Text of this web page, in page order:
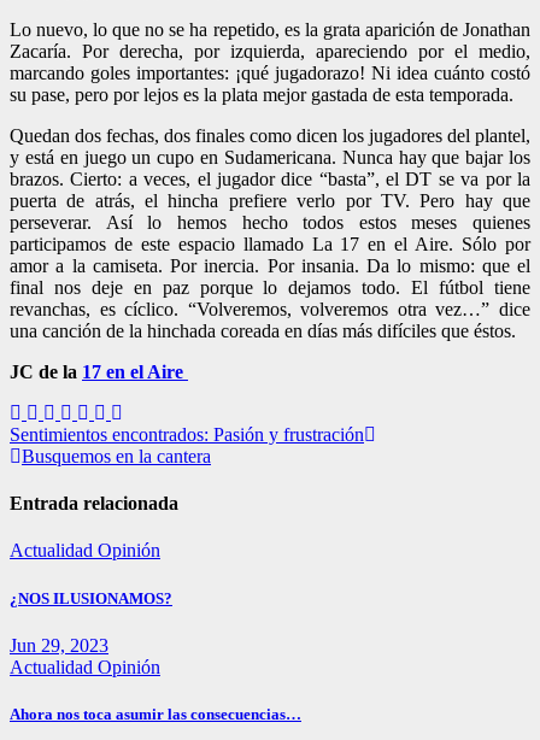
Lo nuevo, lo que no se ha repetido, es la grata aparición de Jonathan
Zacaría. Por derecha, por izquierda, apareciendo por el medio,
marcando goles importantes: ¡qué jugadorazo! Ni idea cuánto costó
su pase, pero por lejos es la plata mejor gastada de esta temporada.
Quedan dos fechas, dos finales como dicen los jugadores del plantel,
y está en juego un cupo en Sudamericana. Nunca hay que bajar los
brazos. Cierto: a veces, el jugador dice “basta”, el DT se va por la
puerta de atrás, el hincha prefiere verlo por TV. Pero hay que
perseverar. Así lo hemos hecho todos estos meses quienes
participamos de este espacio llamado La 17 en el Aire. Sólo por
amor a la camiseta. Por inercia. Por insania. Da lo mismo: que el
final nos deje en paz porque lo dejamos todo. El fútbol tiene
revanchas, es cíclico. “Volveremos, volveremos otra vez…” dice
una canción de la hinchada coreada en días más difíciles que éstos.
JC de la 17 en el Aire
Navegación
de
entradas
Sentimientos encontrados: Pasión y frustración
Busquemos en la cantera
Entrada relacionada
Actualidad Opinión
¿NOS ILUSIONAMOS?
Jun 29, 2023
Actualidad Opinión
Ahora nos toca asumir las consecuencias…